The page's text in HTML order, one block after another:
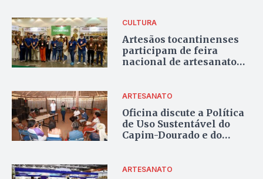
CULTURA
Artesãos tocantinenses
participam de feira
nacional de artesanato
ARTESANATO
Oficina discute a Política
de Uso Sustentável do
Capim-Dourado e do
ARTESANATO